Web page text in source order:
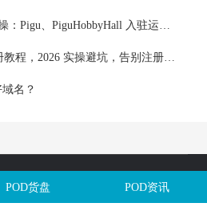
、PiguHobbyHall 入驻运营全解析
，2026 实操避坑，告别注册即封号
名？
Reserved. 闽ICP备2025106563号
POD货盘 POD资讯